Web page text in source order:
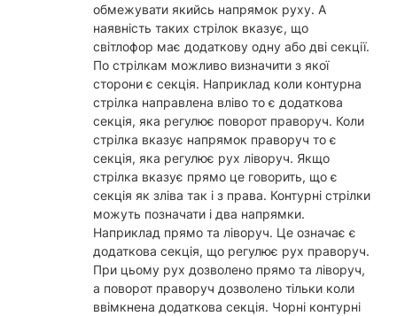
обмежувати якийсь напрямок руху. А
наявність таких стрілок вказує, що
світлофор має додаткову одну або дві секції.
По стрілкам можливо визначити з якої
сторони є секція. Наприклад коли контурна
стрілка направлена вліво то є додаткова
секція, яка регулює поворот праворуч. Коли
стрілка вказує напрямок праворуч то є
секція, яка регулює рух ліворуч. Якщо
стрілка вказує прямо це говорить, що є
секція як зліва так і з права. Контурні стрілки
можуть позначати і два напрямки.
Наприклад прямо та ліворуч. Це означає є
додаткова секція, що регулює рух праворуч.
При цьому рух дозволено прямо та ліворуч,
а поворот праворуч дозволено тільки коли
ввімкнена додаткова секція. Чорні контурні